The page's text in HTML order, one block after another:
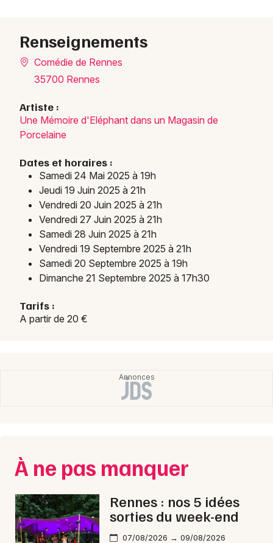
35 - Ille-et-Vilaine
Choisir mes départements
Mon email
Je m'abonne
Renseignements
Comédie de Rennes
35700 Rennes
Artiste :
Une Mémoire d'Eléphant dans un Magasin de
Porcelaine
Dates et horaires :
Samedi 24 Mai 2025 à 19h
Jeudi 19 Juin 2025 à 21h
Vendredi 20 Juin 2025 à 21h
Vendredi 27 Juin 2025 à 21h
Samedi 28 Juin 2025 à 21h
Vendredi 19 Septembre 2025 à 21h
Samedi 20 Septembre 2025 à 19h
Dimanche 21 Septembre 2025 à 17h30
Tarifs :
A partir de 20 €
À ne pas manquer
Rennes : nos 5 idées
sorties du week-end
07/08/2026 → 09/08/2026